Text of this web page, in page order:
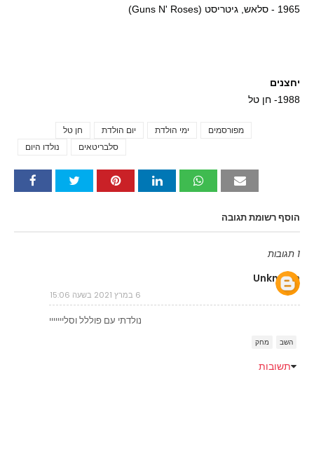
1965 - סלאש, גיטריסט (Guns N' Roses)
יחצנים
1988- חן טל
חן טל יום הולדת ימי הולדת
מפורסמים
נולדו היום
סלבריטאים
הוסף רשומת תגובה
1 תגובות
Unknown
6 במרץ 2021 בשעה 15:06
נולדתי עם פוללל וסלייייייי
השב מחק
תשובות